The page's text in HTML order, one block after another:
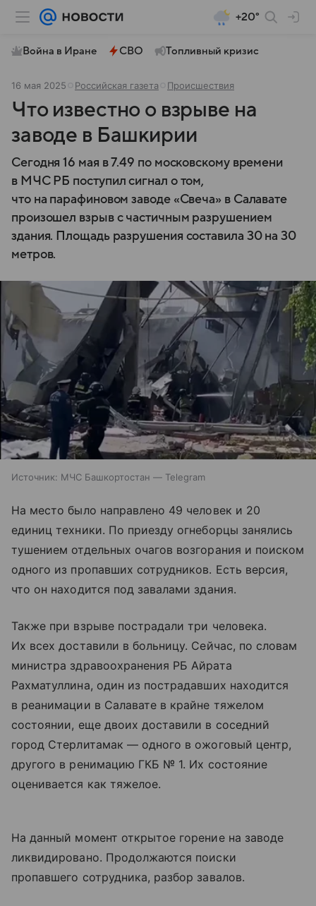
+20°
Война в Иране СВО Топливный кризис
16 мая 2025 Российская газета Происшествия
Что известно о взрыве на
заводе в Башкирии
Сегодня 16 мая в 7.49 по московскому времени
в МЧС РБ поступил сигнал о том,
что на парафиновом заводе «Свеча» в Салавате
произошел взрыв с частичным разрушением
здания. Площадь разрушения составила 30 на 30
метров.
Источник: МЧС Башкортостан — Telegram
На место было направлено 49 человек и 20
единиц техники. По приезду огнеборцы занялись
тушением отдельных очагов возгорания и поиском
одного из пропавших сотрудников. Есть версия,
что он находится под завалами здания.
Также при взрыве пострадали три человека.
Их всех доставили в больницу. Сейчас, по словам
министра здравоохранения РБ Айрата
Рахматуллина, один из пострадавших находится
в реанимации в Салавате в крайне тяжелом
состоянии, еще двоих доставили в соседний
город Стерлитамак — одного в ожоговый центр,
другого в ренимацию ГКБ № 1. Их состояние
оценивается как тяжелое.
На данный момент открытое горение на заводе
ликвидировано. Продолжаются поиски
пропавшего сотрудника, разбор завалов.